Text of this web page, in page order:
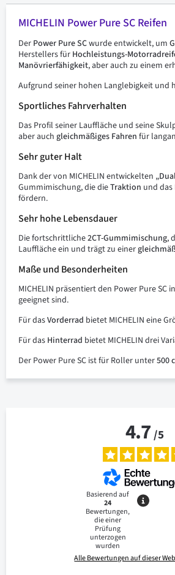
MICHELIN Power Pure SC Reifen
Der Power Pure SCwurde entwickelt, um
Herstellers für Hochleistungs-
Manövrierfähigkeit, aber auch zu einem
Aufgrund seiner hohen Langlebigkeit und
Sportliches Fahrverhalten
Das Profil seiner Lauffläche und seine
aber auch gleichmäßiges Fahren für
Sehr guter Halt
Dank der von MICHELIN entwickelten
Gummimischung, die dieTraktion und das
fördern.
Sehr hohe Lebensdauer
Die fortschrittliche2CT-Gummimischung,
Lauffläche ein und trägt zu einer
Maße und Besonderheiten
MICHELIN präsentiert den Power Pure
geeignet sind.
Für dasVorderrad bietet MICHELIN eine
Für das Hinterrad bietet MICHELIN drei
Der Power Pure SC ist für Roller unter500
4.7/5
Basierend auf
24
Bewertungen,
die einer
Prüfung
unterzogen
wurden
Alle Bewertungen auf dieser